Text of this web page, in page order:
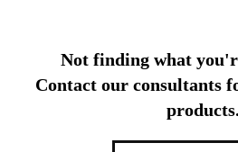
Not finding what
Contact our consultants
products.